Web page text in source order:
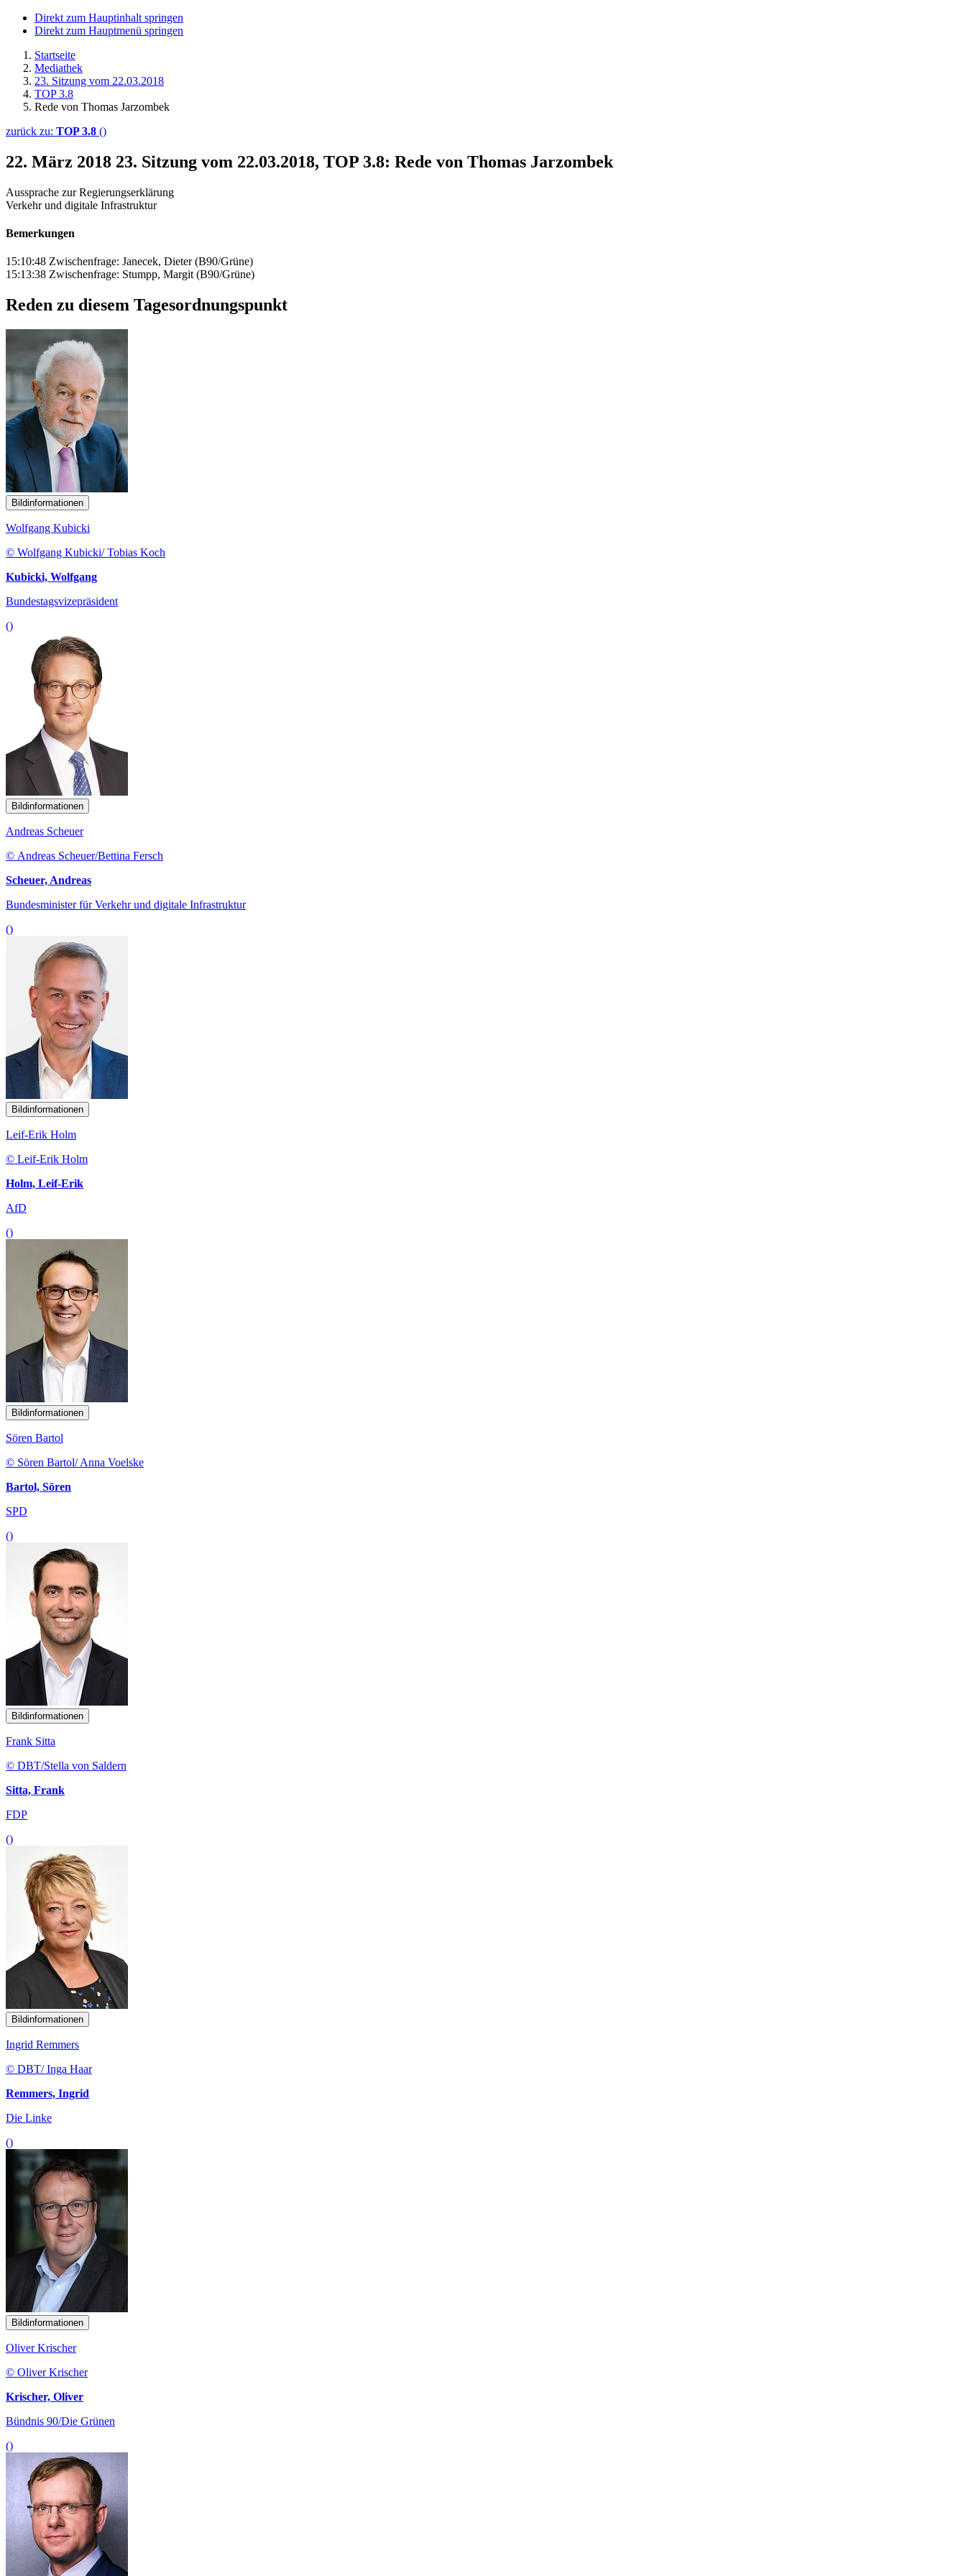
Direkt zum Hauptinhalt springen
Direkt zum Hauptmenü springen
Startseite
Mediathek
23. Sitzung vom 22.03.2018
TOP 3.8
Rede von Thomas Jarzombek
zurück zu: TOP 3.8 ()
22. März 2018 23. Sitzung vom 22.03.2018, TOP 3.8: Rede von Thomas Jarzombek
Aussprache zur Regierungserklärung
Verkehr und digitale Infrastruktur
Bemerkungen
15:10:48 Zwischenfrage: Janecek, Dieter (B90/Grüne)
15:13:38 Zwischenfrage: Stumpp, Margit (B90/Grüne)
Reden zu diesem Tagesordnungspunkt
Bildinformationen
Wolfgang Kubicki
© Wolfgang Kubicki/ Tobias Koch
Kubicki, Wolfgang
Bundestagsvizepräsident
()
Bildinformationen
Andreas Scheuer
© Andreas Scheuer/Bettina Fersch
Scheuer, Andreas
Bundesminister für Verkehr und digitale Infrastruktur
()
Bildinformationen
Leif-Erik Holm
© Leif-Erik Holm
Holm, Leif-Erik
AfD
()
Bildinformationen
Sören Bartol
© Sören Bartol/ Anna Voelske
Bartol, Sören
SPD
()
Bildinformationen
Frank Sitta
© DBT/Stella von Saldern
Sitta, Frank
FDP
()
Bildinformationen
Ingrid Remmers
© DBT/ Inga Haar
Remmers, Ingrid
Die Linke
()
Bildinformationen
Oliver Krischer
© Oliver Krischer
Krischer, Oliver
Bündnis 90/Die Grünen
()